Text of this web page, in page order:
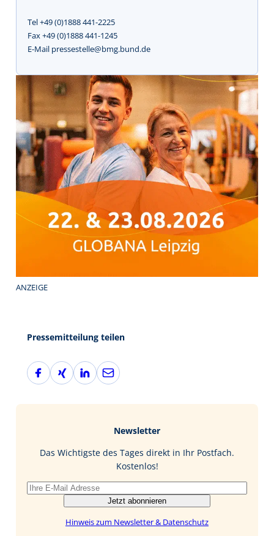
Tel +49 (0)1888 441-2225
Fax +49 (0)1888 441-1245
E-Mail pressestelle@bmg.bund.de
ANZEIGE
Pressemitteilung teilen
F
a
X
i
L
i
I
E
-
Newsletter
Das Wichtigste des Tages direkt in Ihr Postfach.
Kostenlos!
Jetzt abonnieren
Hinweis zum Newsletter & Datenschutz